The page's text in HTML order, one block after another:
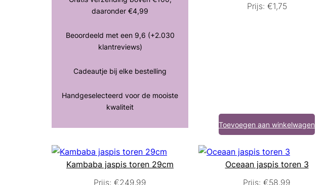
daaronder €4,99
Beoordeeld met een 9,6 (+2.030
klantreviews)
Cadeautje bij elke bestelling
Handgeselecteerd voor de mooiste
kwaliteit
Prijs: €1,75
Toevoegen aan winkelwagen
Kambaba jaspis toren 29cm
Prijs: €249,99
Oceaan jaspis toren 3
Prijs: €58,99